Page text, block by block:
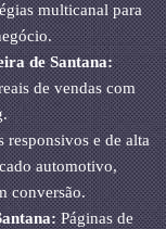
multicanal para
de Santana:
de vendas com
responsivos e de alta
automotivo,
conversão.
Páginas de